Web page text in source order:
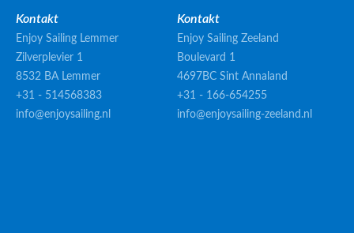
Kontakt
Enjoy Sailing Lemmer
Zilverplevier 1
8532 BA Lemmer
+31 - 514568383
info@enjoysailing.nl
Kontakt
Enjoy Sailing Zeeland
Boulevard 1
4697BC Sint Annaland
+31 - 166-654255
info@enjoysailing-zeeland.nl